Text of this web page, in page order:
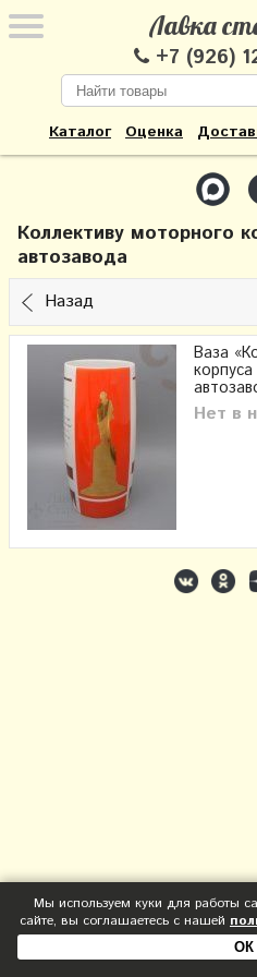
Лавка
+7 (926)
Каталог Оценка
Коллективу моторного
автозавода
Назад
Ваза
корпуса
Нет в
Мы используем куки для работы
сайте, вы соглашаетесь с нашей
ОК